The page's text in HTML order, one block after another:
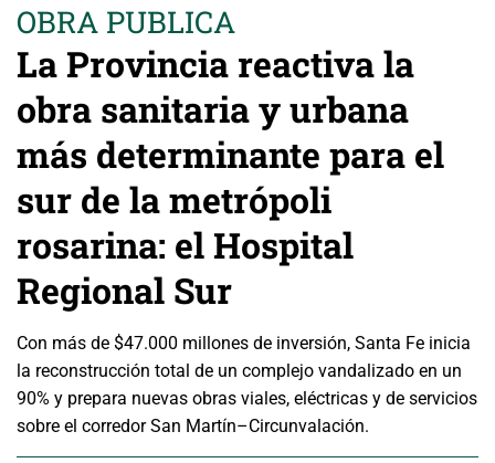
OBRA PUBLICA
La Provincia reactiva la
obra sanitaria y urbana
más determinante para el
sur de la metrópoli
rosarina: el Hospital
Regional Sur
Con más de $47.000 millones de inversión, Santa Fe inicia
la reconstrucción total de un complejo vandalizado en un
90% y prepara nuevas obras viales, eléctricas y de servicios
sobre el corredor San Martín–Circunvalación.